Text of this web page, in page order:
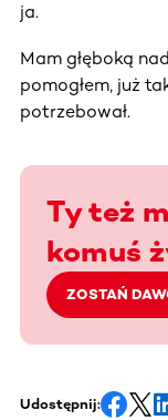
ja.
Mam głęboką
pomogłem, już
potrzebował.
Ty też
komuś
ZOSTAŃ
Udostępnij: